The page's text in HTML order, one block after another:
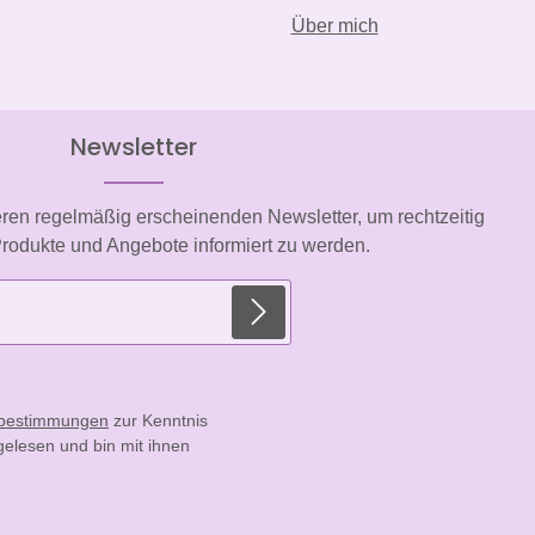
Über mich
Newsletter
regelmäßig erscheinenden Newsletter, um rechtzeitig
und Angebote informiert zu werden.
zur Kenntnis
und bin mit ihnen